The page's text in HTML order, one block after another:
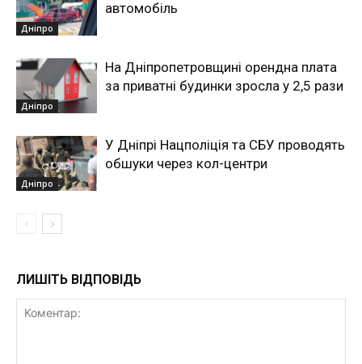
Дніпро
автомобіль
Дніпро
На Дніпропетровщині орендна плата
за приватні будинки зросла у 2,5 рази
Дніпро
У Дніпрі Нацполіція та СБУ проводять
обшуки через кол-центри
ЛИШІТЬ ВІДПОВІДЬ